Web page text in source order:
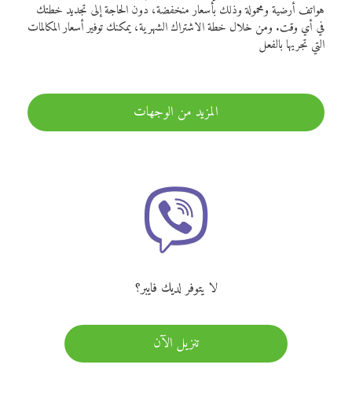
هواتف أرضية ومحمولة وذلك بأسعار منخفضة، دون الحاجة إلى تجديد خطتك
في أي وقت. ومن خلال خطة الاشتراك الشهرية، يمكنك توفير أسعار المكالمات
التي تجريها بالفعل
المزيد من الوجهات
لا يتوفر لديك فايبر؟
تنزيل الآن